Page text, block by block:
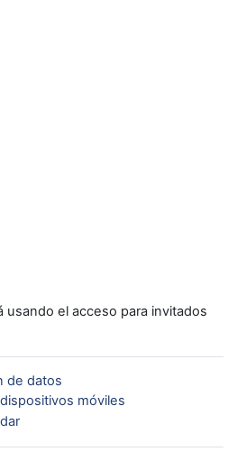
usando el acceso para invitados
de datos
móviles